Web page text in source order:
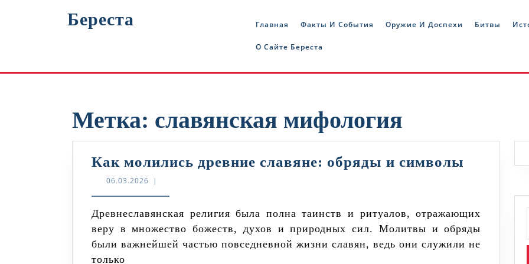
Береста Главная Факты И События Оружие И Доспехи Битвы
О Сайте Береста
Метка: славянская мифология
Как молились древние славяне: обряды и символы
древние
славяне:
обряды
и
06.03.2026 06.03.2026
|
Древнеславянская религия была полна таинств и ритуалов, отражающих
веру в множество божеств, духов и природных сил. Молитвы и обряды
были важнейшей частью повседневной жизни славян, ведь они служили не
только